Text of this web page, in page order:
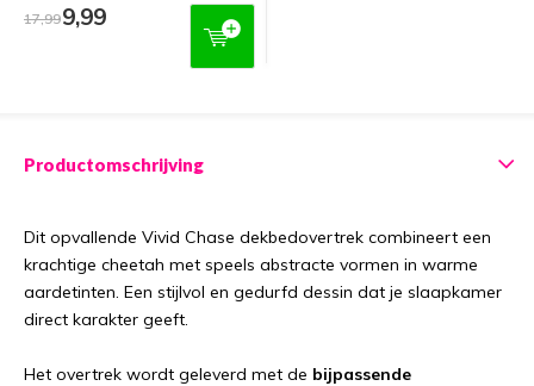
17,999,99
Productomschrijving
Dit opvallende Vivid Chase dekbedovertrek combineert een
krachtige cheetah met speels abstracte vormen in warme
aardetinten. Een stijlvol en gedurfd dessin dat je slaapkamer
direct karakter geeft.
Het overtrek wordt geleverd met de bijpassende